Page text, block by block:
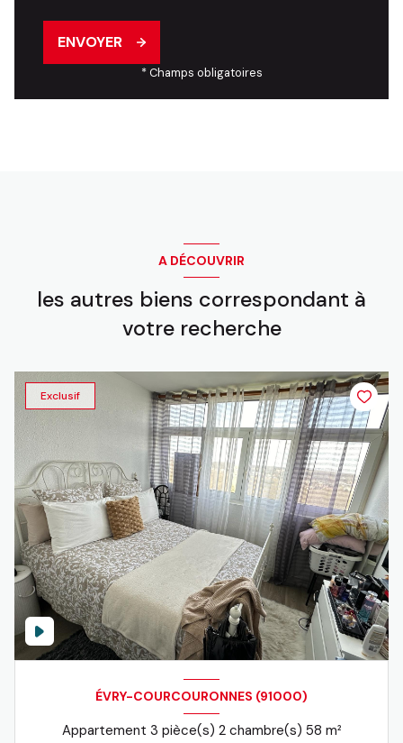
ENVOYER
* Champs obligatoires
A DÉCOUVRIR
les autres biens correspondant à
votre recherche
Exclusif
ÉVRY-COURCOURONNES (91000)
Appartement 3 pièce(s) 2 chambre(s) 58 m²